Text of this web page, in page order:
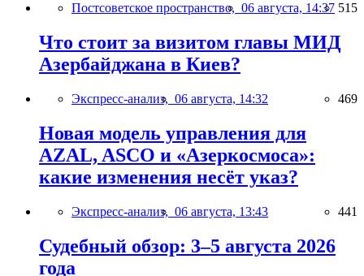
Постсоветское пространство, 06 августа, 14:37 515
Что стоит за визитом главы МИД
Азербайджана в Киев?
Экспресс-анализ, 06 августа, 14:32 469
Новая модель управления для
AZAL, ASCO и «Азеркосмоса»:
какие изменения несёт указ?
Экспресс-анализ, 06 августа, 13:43 441
Судебный обзор: 3–5 августа 2026
года